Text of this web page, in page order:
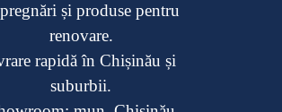
și produse pentru
renovare.
rapidă în Chișinău și
suburbii.